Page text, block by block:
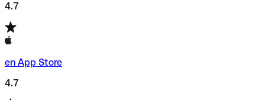
4.7
en App Store
4.7